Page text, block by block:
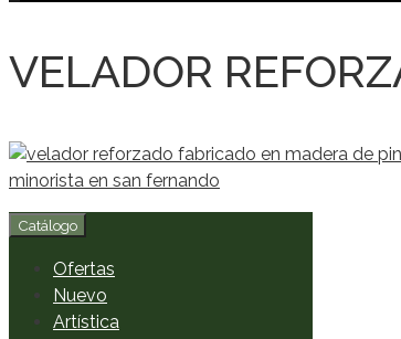
VELADOR
Catálogo
Ofertas
Nuevo
Artística